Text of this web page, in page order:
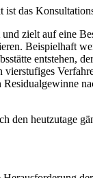
das
zielt auf eine
Beispielhaft
entstehen,
den heutzutage